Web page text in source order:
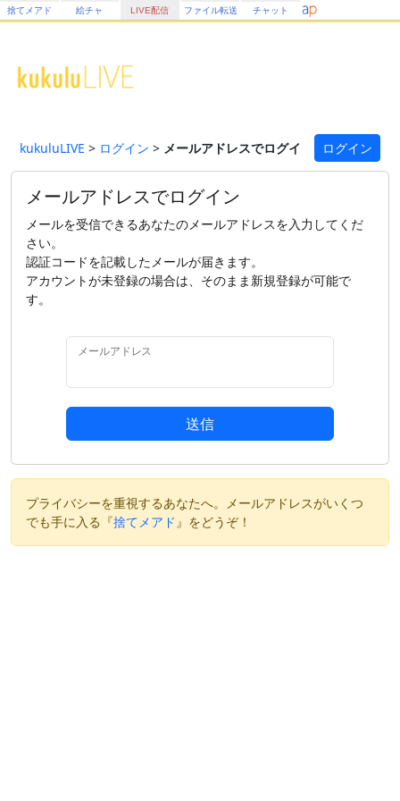
捨てメアド 絵チャ LIVE配信 ファイル転送 チャット
kukuluLIVE > ログイン > メールアドレスでログイン ログイン
メールアドレスでログイン
メールを受信できるあなたのメールアドレスを入力してくだ
さい。
認証コードを記載したメールが届きます。
アカウントが未登録の場合は、そのまま新規登録が可能で
す。
メールアドレス
送信
プライバシーを重視するあなたへ。メールアドレスがいくつ
でも手に入る『捨てメアド 』をどうぞ！